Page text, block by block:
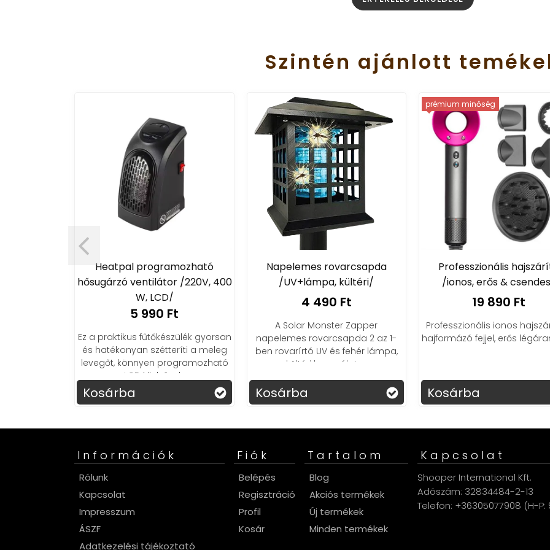
Szintén ajánlott
Heatpal programozható
hősugárzó ventilátor /220V, 400
W, LCD/
5 990 Ft
Ez a praktikus fűtőkészülék gyorsan
és hatékonyan szétteríti a meleg
levegőt, könnyen programozható
LCD kijelzővel.
Kosárba
Napelemes rovarcsapda
/UV+lámpa, kültéri/
4 490 Ft
A Solar Monster Zapper
napelemes rovarcsapda 2 az 1-
ben rovarírtó UV és fehér lámpa,
kültéri használatra
Kosárba
prémium minőség
Professzionális
/ionos, erős &
19 890 Ft
Professzionális ionos
hajformázó fejjel, erős
Kosárba
Információk
Rólunk
Kapcsolat
Impresszum
ÁSZF
Adatkezelési tájékoztató
Fiók
Belépés
Regisztráció
Profil
Kosár
Tartalom
Blog
Akciós termékek
Új termékek
Minden termékek
Kapcsolat
Shooper International Kft.
Adószám: 32834484-2-13
Telefon: +36305077908 (H-P: